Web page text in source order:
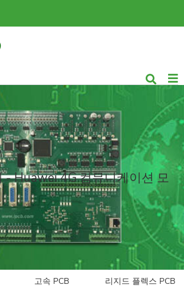
- Huawei 4G 컴뮤니케이션 모
고속 PCB 리지드 플렉스 PCB